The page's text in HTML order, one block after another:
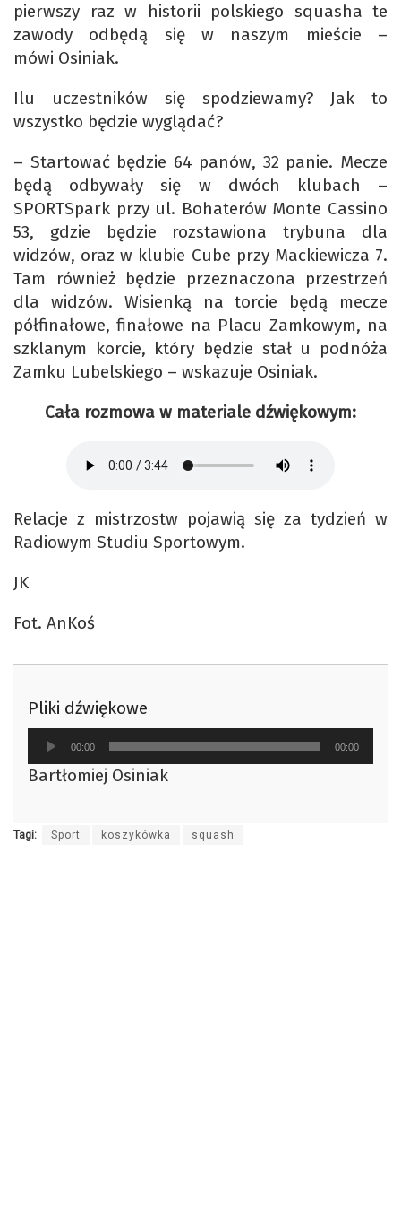
pierwszy raz w historii polskiego squasha te
zawody odbędą się w naszym mieście –
mówi Osiniak.
Ilu uczestników się spodziewamy? Jak to
wszystko będzie wyglądać?
– Startować będzie 64 panów, 32 panie. Mecze
będą odbywały się w dwóch klubach –
SPORTSpark przy ul. Bohaterów Monte Cassino
53, gdzie będzie rozstawiona trybuna dla
widzów, oraz w klubie Cube przy Mackiewicza 7.
Tam również będzie przeznaczona przestrzeń
dla widzów. Wisienką na torcie będą mecze
półfinałowe, finałowe na Placu Zamkowym, na
szklanym korcie, który będzie stał u podnóża
Zamku Lubelskiego – wskazuje Osiniak.
Cała rozmowa w materiale dźwiękowym:
Relacje z mistrzostw pojawią się za tydzień w
Radiowym Studiu Sportowym.
JK
Fot. AnKoś
Pliki dźwiękowe
Odtwarzacz
plików
dźwiękowych
00:00 00:00
Bartłomiej Osiniak
Tagi: Sport koszykówka squash